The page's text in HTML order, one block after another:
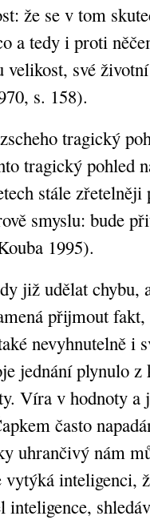
že se v tom
a tedy i proti
velikost, své
s. 158).
tragický
tragický pohled
stále zřetelněji
smyslu: bude
1995).
již udělat chybu,
přijmout
nevyhnutelně i
jednání plynulo
Víra v hodnoty a
často
uhrančivý nám
vytýká inteligenci,